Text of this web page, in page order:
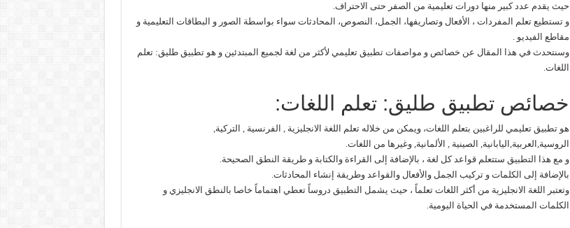
حيث يقدم عدد كبير منها دورات تعليمية من الصفر حتى الاحتراف.
و تستطيع تعلم المفردات ، الأفعال وتصاريفها، الجمل، النصوص، المحادثات سواء بواسطة الصور و البطاقات التعليمية و
مقاطع الفيديو .
وسنتحدث في هذا المقال عن خصائص و مواصفات تطبيق تعليمي لأكثر من لغة لجميع المبتدئين و هو تطبيق طليق: تعلم
اللغات.
خصائص تطبيق طليق: تعلم اللغات:
هو تطبيق تعليمي للراغبين بتعلم اللغات، ويمكن من خلاله تعلم اللغة الانجليزية , الفرنسية , التركية,
الروسية,العربية,اليابانية, الصينية , الألمانية, وغيرها من اللغات.
و مع هذا التطبيق ستتعلم قواعد كل لغة ، بالإضافة إلى القراءة والكتابة و طريقة النطق الصحيحة.
بالإضافة إلى الكلمات و تركيب الجمل والأفعال والقواعد وطريقة إنشاء المحادثات.
وتعتبر اللغة الانجليزية من أكثر اللغات تعلماً ، حيث يشمل التطبيق دروساً تعطي اهتماماً خاصا بالنطق الانجليزي و
الكلمات المستخدمة في الحياة اليومية.